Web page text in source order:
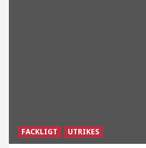
FACKLIGT UTRIKES